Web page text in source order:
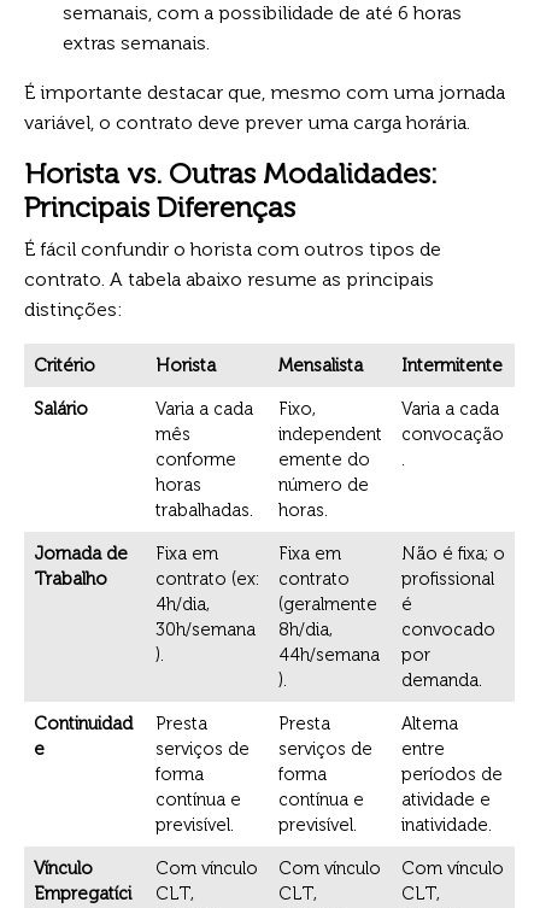
semanais, com a possibilidade de até 6 horas
extras semanais.
É importante destacar que, mesmo com uma jornada
variável, o contrato deve prever uma carga horária.
Horista vs. Outras Modalidades:
Principais Diferenças
É fácil confundir o horista com outros tipos de
contrato. A tabela abaixo resume as principais
distinções:
Critério Horista Mensalista
Intermitente
Salário
Varia a cada
mês
conforme
horas
trabalhadas.
Fixo,
independent
emente do
número de
horas.
Varia a cada
convocação
.
Jornada de
Trabalho
Fixa em
contrato (ex:
4h/dia,
30h/semana
).
Fixa em
contrato
(geralmente
8h/dia,
44h/semana
).
Não é fixa; o
profissional
é
convocado
por
demanda.
Continuidad
e
Presta
serviços de
forma
contínua e
previsível.
Presta
serviços de
forma
contínua e
previsível.
Alterna
entre
períodos de
atividade e
inatividade.
Vínculo
Empregatíci
Com vínculo
CLT,
Com vínculo
CLT,
Com vínculo
CLT,